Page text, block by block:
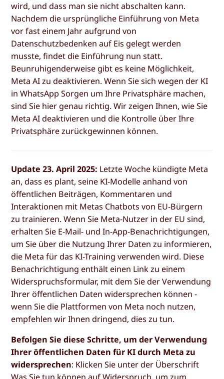
wird, und dass man sie nicht abschalten kann.
Nachdem die ursprüngliche Einführung von Meta
vor fast einem Jahr aufgrund von
Datenschutzbedenken auf Eis gelegt werden
musste, findet die Einführung nun statt.
Beunruhigenderweise gibt es keine Möglichkeit,
Meta AI zu deaktivieren. Wenn Sie sich wegen der KI
in WhatsApp Sorgen um Ihre Privatsphäre machen,
sind Sie hier genau richtig. Wir zeigen Ihnen, wie Sie
Meta AI deaktivieren und die Kontrolle über Ihre
Privatsphäre zurückgewinnen können.
Update 23. April 2025: Letzte Woche kündigte Meta
an, dass es plant, seine KI-Modelle anhand von
öffentlichen Beiträgen, Kommentaren und
Interaktionen mit Metas Chatbots von EU-Bürgern
zu trainieren. Wenn Sie Meta-Nutzer in der EU sind,
erhalten Sie E-Mail- und In-App-Benachrichtigungen,
um Sie über die Nutzung Ihrer Daten zu informieren,
die Meta für das KI-Training verwenden wird. Diese
Benachrichtigung enthält einen Link zu einem
Widerspruchsformular, mit dem Sie der Verwendung
Ihrer öffentlichen Daten widersprechen können -
wenn Sie die Plattformen von Meta noch nutzen,
empfehlen wir Ihnen dringend, dies zu tun.
Befolgen Sie diese Schritte, um der Verwendung
Ihrer öffentlichen Daten für KI durch Meta zu
widersprechen: Klicken Sie unter der Überschrift